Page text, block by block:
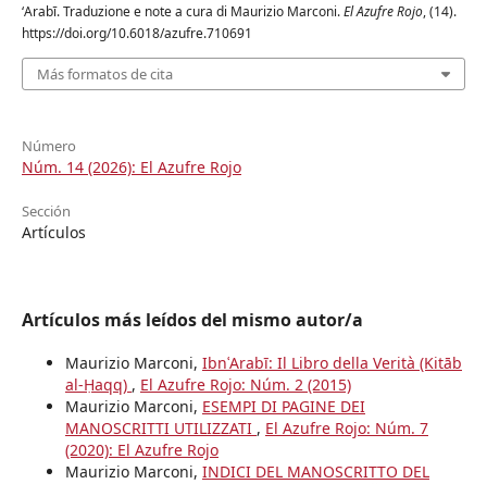
ʻArabī. Traduzione e note a cura di Maurizio Marconi.El Azufre Rojo, (14).
https://doi.org/10.6018/azufre.710691
Más formatos de cita
Número
Núm. 14 (2026): El Azufre Rojo
Sección
Artículos
Artículos más leídos del mismo autor/a
Maurizio Marconi, IbnʿArabī: Il Libro della Verità (Kitāb
al-Ḥaqq) , El Azufre Rojo: Núm. 2 (2015)
Maurizio Marconi, ESEMPI DI PAGINE DEI
MANOSCRITTI UTILIZZATI , El Azufre Rojo: Núm. 7
(2020): El Azufre Rojo
Maurizio Marconi, INDICI DEL MANOSCRITTO DEL